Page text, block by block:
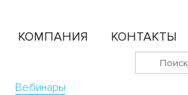
КОМПАНИЯ КОНТАКТЫ
Вебинары